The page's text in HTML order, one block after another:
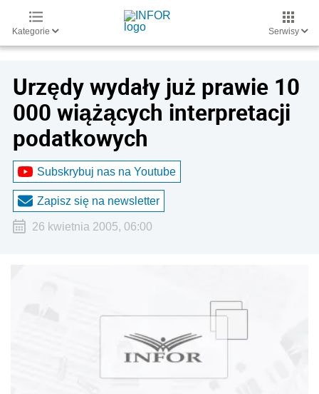
Kategorie Serwisy
Urzędy wydały już prawie 10
000 wiążących interpretacji
podatkowych
Subskrybuj nas na Youtube
Zapisz się na newsletter
26 kwietnia 2005, 06:00